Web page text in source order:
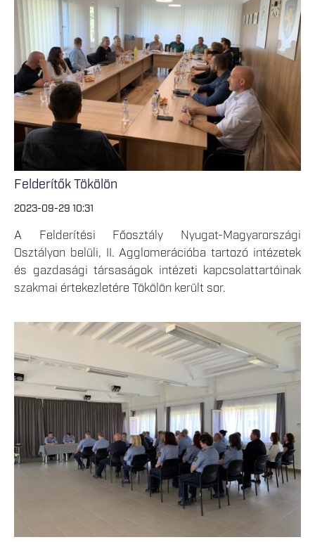
Felderítők Tökölön
2023-09-29 10:31
A Felderítési Főosztály Nyugat-Magyarországi
Osztályon belüli, II. Agglomerációba tartozó intézetek
és gazdasági társaságok intézeti kapcsolattartóinak
szakmai értekezletére Tökölön került sor.